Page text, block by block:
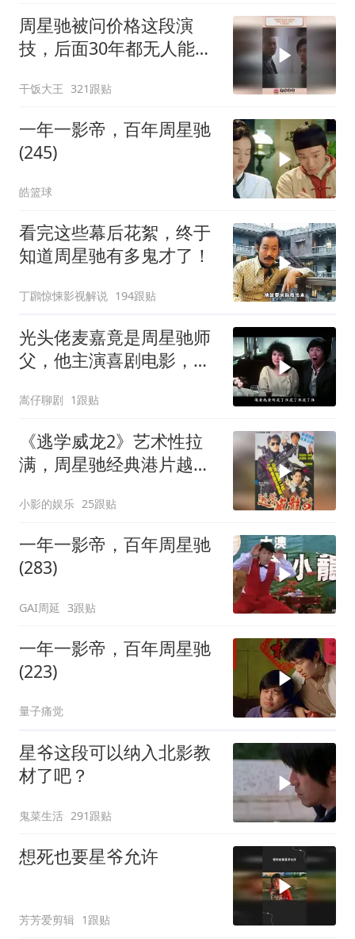
周星驰被问价格这段演
技，后面30年都无人能
干饭大王 321跟贴
一年一影帝，百年周星驰
(245)
皓篮球
看完这些幕后花絮，终于
知道周星驰有多鬼才了！
丁鸊惊悚影视解说 194跟贴
光头佬麦嘉竟是周星驰师
父，他主演喜剧电影，承
嵩仔聊剧 1跟贴
《逃学威龙2》艺术性拉
满，周星驰经典港片越品
小影的娱乐 25跟贴
一年一影帝，百年周星驰
(283)
GAI周延 3跟贴
一年一影帝，百年周星驰
(223)
量子痛觉
星爷这段可以纳入北影教
材了吧？
鬼菜生活 291跟贴
想死也要星爷允许
芳芳爱剪辑 1跟贴